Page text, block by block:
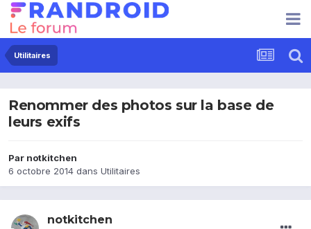
Utilitaires
Renommer des photos sur la base de
leurs exifs
Par notkitchen
6 octobre 2014 dans Utilitaires
notkitchen